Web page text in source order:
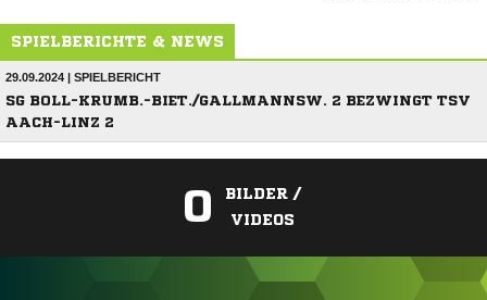
SPIELBERICHTE & NEWS
29.09.2024 | SPIELBERICHT
SG BOLL-KRUMB.-BIET./GALLMANNSW. 2 BEZWINGT TSV
AACH-LINZ 2
0
BILDER /
VIDEOS